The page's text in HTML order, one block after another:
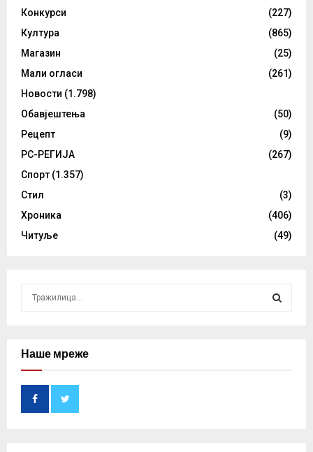
Конкурси
(227)
Култура
(865)
Магазин
(25)
Мали огласи
(261)
Новости (1.798)
Обавјештења
(50)
Рецепт
(9)
РС-РЕГИЈА
(267)
Спорт (1.357)
Стил
(3)
Хроника
(406)
Читуље
(49)
cНаше мреже